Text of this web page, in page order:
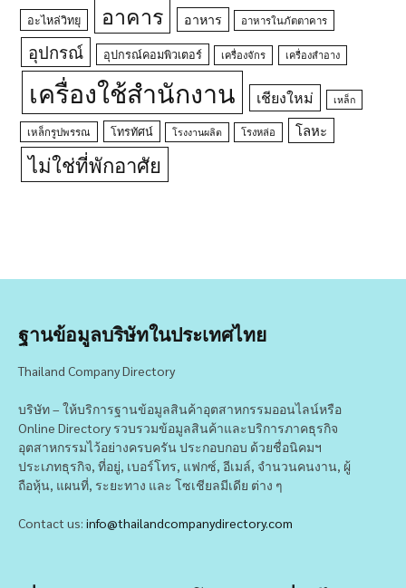
อะไหล่วิทยุ อาคาร อาหาร อาหารในภัตตาคาร
อุปกรณ์ อุปกรณ์คอมพิวเตอร์ เครื่องจักร เครื่องสำอาง
เครื่องใช้สำนักงาน เชียงใหม่ เหล็ก
เหล็กรูปพรรณ โทรทัศน์ โรงงานผลิต โรงหล่อ โลหะ
ไม่ใช่ที่พักอาศัย
ฐานข้อมูลบริษัทในประเทศไทย
Thailand Company Directory
บริษัท – ให้บริการฐานข้อมูลสินค้าอุตสาหกรรมออนไลน์หรือ
Online Directory รวบรวมข้อมูลสินค้าและบริการภาคธุรกิจ
อุตสาหกรรมไว้อย่างครบครัน ประกอบกอบ ด้วยชื่อนิคมฯ
ประเภทธุรกิจ, ที่อยู่, เบอร์โทร, แฟกซ์, อีเมล์, จำนวนคนงาน, ผู้
ถือหุ้น, แผนที่, ระยะทาง และ โซเชียลมีเดีย ต่าง ๆ
Contact us: info@thailandcompanydirectory.com